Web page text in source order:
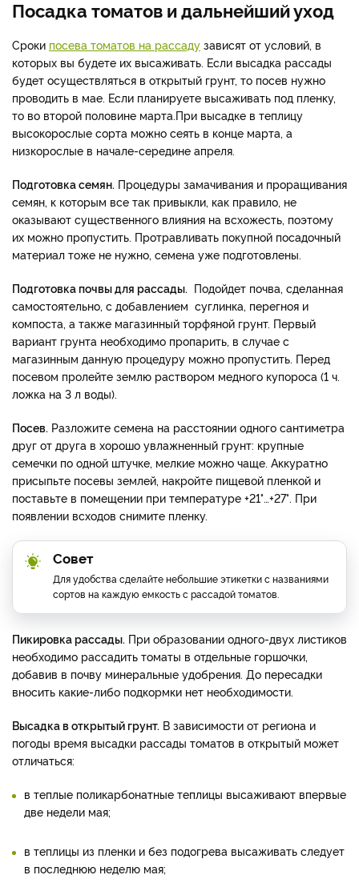
Посадка томатов и дальнейший уход
Сроки посева томатов на рассаду зависят от условий, в
которых вы будете их высаживать. Если высадка рассады
будет осуществляться в открытый грунт, то посев нужно
проводить в мае. Если планируете высаживать под пленку,
то во второй половине марта.При высадке в теплицу
высокорослые сорта можно сеять в конце марта, а
низкорослые в начале-середине апреля.
Подготовка семян. Процедуры замачивания и проращивания
семян, к которым все так привыкли, как правило, не
оказывают существенного влияния на всхожесть, поэтому
их можно пропустить. Протравливать покупной посадочный
материал тоже не нужно, семена уже подготовлены.
Подготовка почвы для рассады. Подойдет почва, сделанная
самостоятельно, с добавлением суглинка, перегноя и
компоста, а также магазинный торфяной грунт. Первый
вариант грунта необходимо пропарить, в случае с
магазинным данную процедуру можно пропустить. Перед
посевом пролейте землю раствором медного купороса (1 ч.
ложка на 3 л воды).
Посев. Разложите семена на расстоянии одного сантиметра
друг от друга в хорошо увлажненный грунт: крупные
семечки по одной штучке, мелкие можно чаще. Аккуратно
присыпьте посевы землей, накройте пищевой пленкой и
поставьте в помещении при температуре +21°…+27°. При
появлении всходов снимите пленку.
Совет
Для удобства сделайте небольшие этикетки с названиями
сортов на каждую емкость с рассадой томатов.
Пикировка рассады. При образовании одного-двух листиков
необходимо рассадить томаты в отдельные горшочки,
добавив в почву минеральные удобрения. До пересадки
вносить какие-либо подкормки нет необходимости.
Высадка в открытый грунт. В зависимости от региона и
погоды время высадки рассады томатов в открытый может
отличаться:
в теплые поликарбонатные теплицы высаживают впервые
две недели мая;
в теплицы из пленки и без подогрева высаживать следует
в последнюю неделю мая;